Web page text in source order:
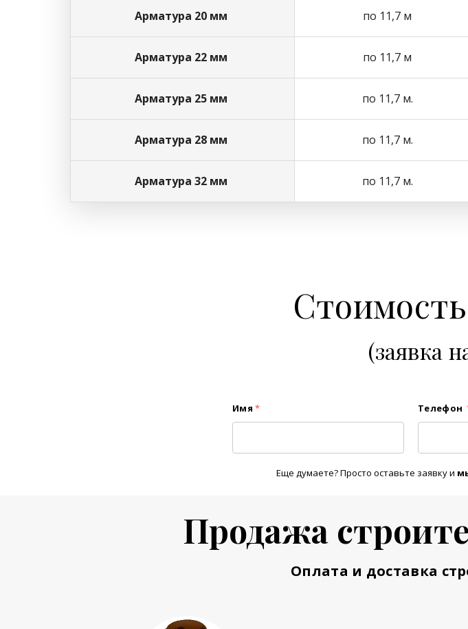
Арматура 20 мм по 11,7 м
Арматура 22 мм по 11,7 м
Арматура 25 мм по 11,7 м.
Арматура 28 мм по 11,7 м.
Арматура 32 мм по 11,7 м.
(заявка
Имя * Телефон
Еще думаете? Просто оставьте заявку и м
Продажа
Оплата и доставка